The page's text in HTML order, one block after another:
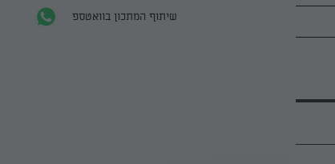
שיתוף המתכון בוואטספ